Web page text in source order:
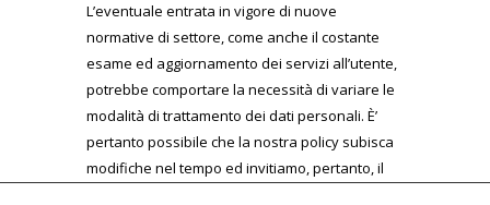
L’eventuale entrata in vigore di nuove
normative di settore, come anche il costante
esame ed aggiornamento dei servizi all’utente,
potrebbe comportare la necessità di variare le
modalità di trattamento dei dati personali. È’
pertanto possibile che la nostra policy subisca
modifiche nel tempo ed invitiamo, pertanto, il